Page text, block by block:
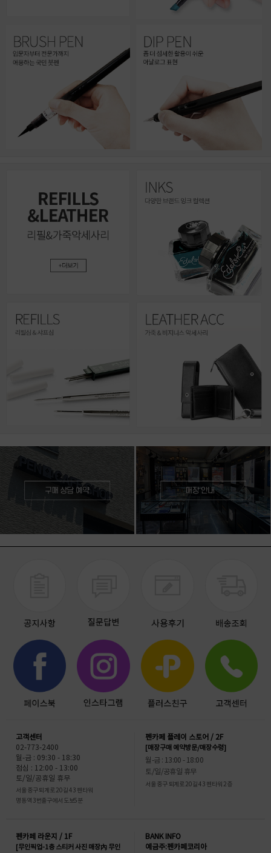
고객센터
02-773-2400
월-금 : 09:30 - 18:30
점심 : 12:00 - 13:00
토/일/공휴일 휴무
서울 중구 퇴계로 20길 43 펜타워
명동역 3번출구에서 도보5분
펜카페 플레이 스토어 / 2F
[매장구매 예약방문/매장수령]
월-금 : 13:00 - 18:00
토/일/공휴일 휴무
서울 중구 퇴계로 20길 43 펜타워 2층
펜카페 라운지 / 1F
[무인픽업-1층 스티커 사진 매장內 무인
BANK INFO
예금주:펜카페코리아